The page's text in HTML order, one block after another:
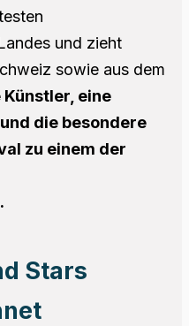
und zieht
sowie aus dem
eine
die besondere
zu einem der
Stars